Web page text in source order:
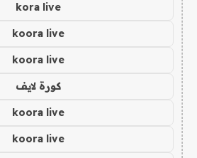
kora live
koora live
koora live
كورة لايف
koora live
koora live